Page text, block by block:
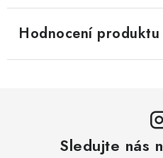
Hodnocení
Sledujte nás